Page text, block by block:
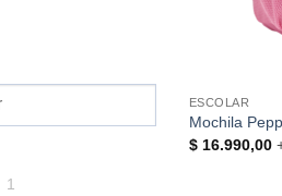
1
ESCOLAR
Mochila
$16.990,00